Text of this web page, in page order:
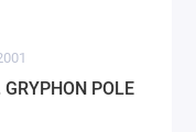
POLE